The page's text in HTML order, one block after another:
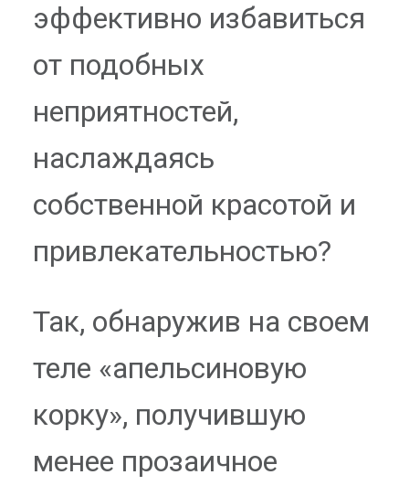
эффективно избавиться
от подобных
неприятностей,
наслаждаясь
собственной красотой и
привлекательностью?
Так, обнаружив на своем
теле «апельсиновую
корку», получившую
менее прозаичное